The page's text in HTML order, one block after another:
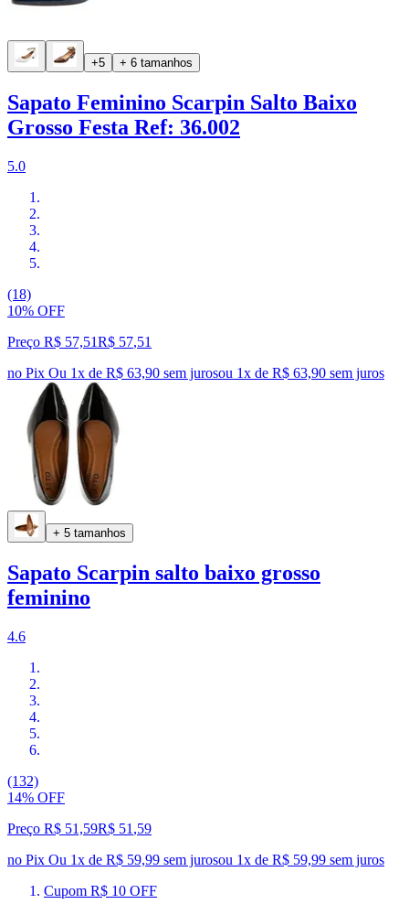
+5 + 6 tamanhos
Sapato Feminino Scarpin Salto Baixo
Grosso Festa Ref: 36.002
5.0
(18)
10% OFF
Preço R$ 57,51R$ 57,51
no Pix Ou 1x de R$ 63,90 sem jurosou 1x de R$ 63,90 sem juros
+ 5 tamanhos
Sapato Scarpin salto baixo grosso
feminino
4.6
(132)
14% OFF
Preço R$ 51,59R$ 51 ,59
no Pix Ou 1x de R$ 59,99 sem jurosou 1x de R$ 59,99 sem juros
Cupom R$ 10 OFF